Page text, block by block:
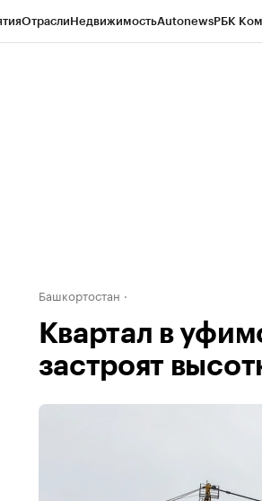
ОтраслиНедвижимостьAutonewsРБК
Башкортостан
Квартал в
застроят